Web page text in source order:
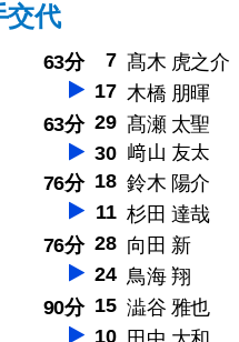
交代
63分 7 髙木 虎之介
17 木橋 朋暉
63分 29 髙瀬 太聖
30 﨑山 友太
76分 18 鈴木 陽介
11 杉田 達哉
76分 28 向田 新
24 鳥海 翔
90分 15 澁谷 雅也
10